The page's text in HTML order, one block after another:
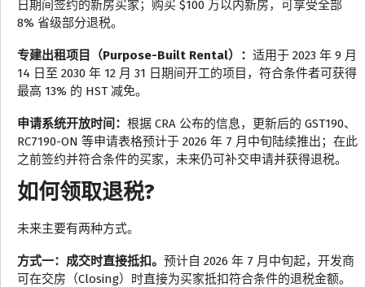
日期间签约的新房买家；购买 $100 万以内新房，可享受全部
8% 省级部分退税。
专建出租项目（Purpose-Built Rental）： 适用于 2023 年 9 月
14 日至 2030 年 12 月 31 日期间开工的项目，符合条件者可获得
最高 13% 的 HST 减免。
申请系统开放时间： 根据 CRA 公布的信息，更新后的 GST190、
RC7190-ON 等申请表格预计于 2026 年 7 月中旬陆续推出；在此
之前签约并符合条件的买家，未来仍可补交申请并获得退税。
如何领取退税?
未来主要有两种方式。
方式一：成交时直接抵扣。 预计自 2026 年 7 月中旬起，开发商
可在交房（Closing）时直接为买家抵扣符合条件的退税金额。